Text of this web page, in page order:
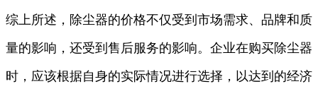
综上所述，除尘器的价格不仅受到市场需求、品牌和质
量的影响，还受到售后服务的影响。企业在购买除尘器
时，应该根据自身的实际情况进行选择，以达到的经济